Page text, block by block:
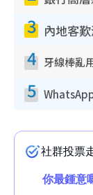
3
4
5